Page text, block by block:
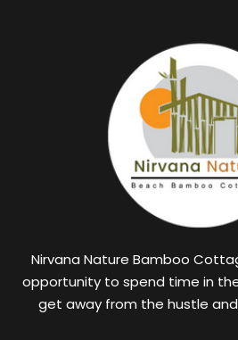
Nirvana Nature Bamboo
opportunity to spend time in
get away from the hustle